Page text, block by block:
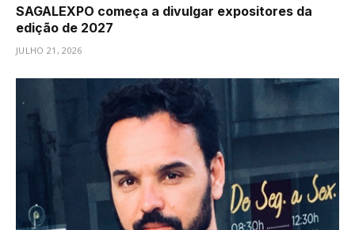
SAGALEXPO começa a divulgar expositores da
edição de 2027
JULHO 21, 2026